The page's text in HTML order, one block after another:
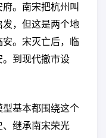
。南宋把杭州叫
，但这是两个地
。宋灭亡后，临
到现代撤市设
基本都围绕这个
继承南宋荣光